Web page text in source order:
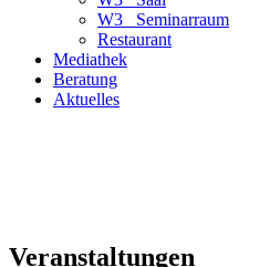
W3_ Seminarraum
Restaurant
Mediathek
Beratung
Aktuelles
Veranstaltungen